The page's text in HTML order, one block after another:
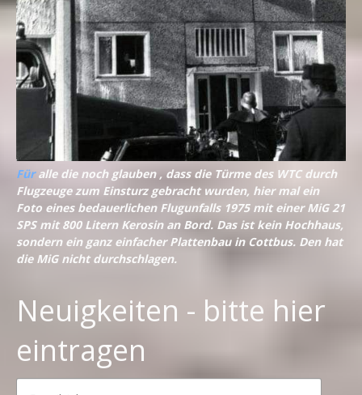
Füralle die noch glauben , dass die Türme des WTC durch
Flugzeuge zum Einsturz gebracht wurden, hier mal ein
Foto eines bedauerlichen Flugunfalls 1975 mit einer MiG 21
SPS mit 800 Litern Kerosin an Bord. Das ist kein Hochhaus,
sondern ein ganz einfacher Plattenbau in Cottbus. Den hat
die MiG nicht durchschlagen.
Neuigkeiten - bitte hier
eintragen